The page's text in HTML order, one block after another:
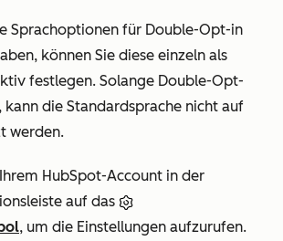
Sprachoptionen für Double-Opt-in
können Sie diese einzeln als
festlegen. Solange Double-Opt-
die Standardsprache nicht auf
werden.
HubSpot-Account in der
auf das
, um die Einstellungen aufzurufen.